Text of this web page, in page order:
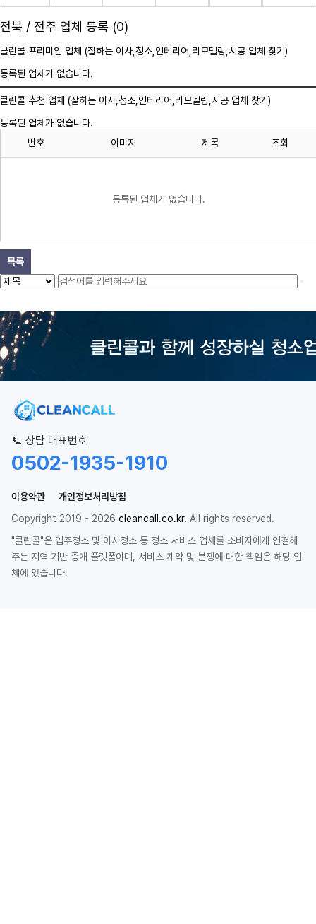
전북 / 전주 업체 등록 (0)
클린콜 프리미엄 업체 (잘하는 이사, 청소 ,인테리어,리모델링,시공 업체 찾기)
등록된 업체가 없습니다.
클린콜 추천 업체 (잘하는 이사, 청소 ,인테리어,리모델링,시공 업체 찾기)
등록된 업체가 없습니다.
번호
이미지 제목 조회
등록된 업체가 없습니다.
목록
📞 상담 대표번호
0502-1935-1910
이용약관
개인정보처리방침
Copyright 2019 - 2026 cleancall.co.kr. All rights reserved.
"클린콜"은 입주청소 및 이사청소 등 청소 서비스 업체를 소비자에게 연결해
주는 지역 기반 중개 플랫폼이며, 서비스 계약 및 분쟁에 대한 책임은 해당 업
체에 있습니다.